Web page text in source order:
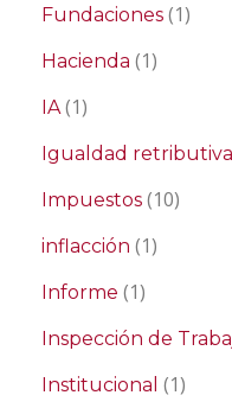
Fundaciones (1)
Hacienda (1)
IA(1)
Igualdad retributiva
Impuestos (10)
inflacción (1)
Informe (1)
Inspección de
Institucional (1)